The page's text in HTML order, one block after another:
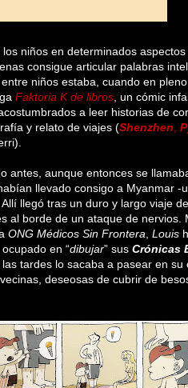
niños en determinados
consigue articular palabras
niños estaba, cuando en
Faktoria K de libros , un cómic
a leer historias de
y relato de viajes (Shenzhen
antes, aunque entonces se
llevado consigo a Myanmar -
llegó tras un duro y largo viaje
al borde de un ataque de nervios.
ONG Médicos Sin Frontera Louis
en “dibujar” sus Crónicas
tardes lo sacaba a pasear en su
deseosas de cubrir de